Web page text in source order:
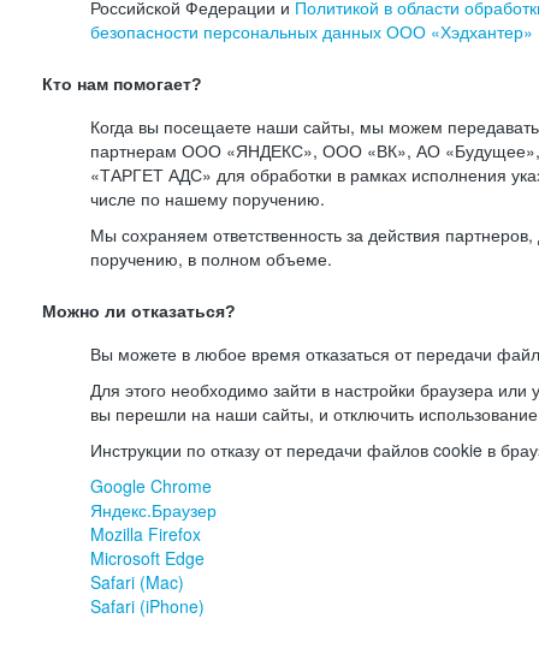
Российской Федерации и Политикой в области
безопасности персональных данных ООО «Хэдхантер»
Кто нам помогает?
Когда вы посещаете наши сайты, мы можем
партнерам ООО «ЯНДЕКС», ООО «ВК», АО
«ТАРГЕТ АДС» для обработки в рамках исполнения
числе по нашему поручению.
Мы сохраняем ответственность за действия
поручению, в полном объеме.
Можно ли отказаться?
Вы можете в любое время отказаться от передачи
Для этого необходимо зайти в настройки браузера или
вы перешли на наши сайты, и отключить
Инструкции по отказу от передачи файлов cookie в
Google Chrome
Яндекс.Браузер
Mozilla Firefox
Microsoft Edge
Safari (Mac)
Safari (iPhone)